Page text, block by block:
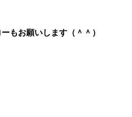
もお願いします（＾＾）